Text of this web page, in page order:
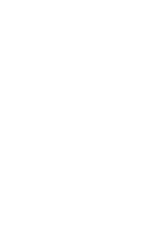
nhựa PC cao cấp chống cong
cao giảm thiểu tối đa bị rung
cánh quạt được thiết kế 3D, đầu